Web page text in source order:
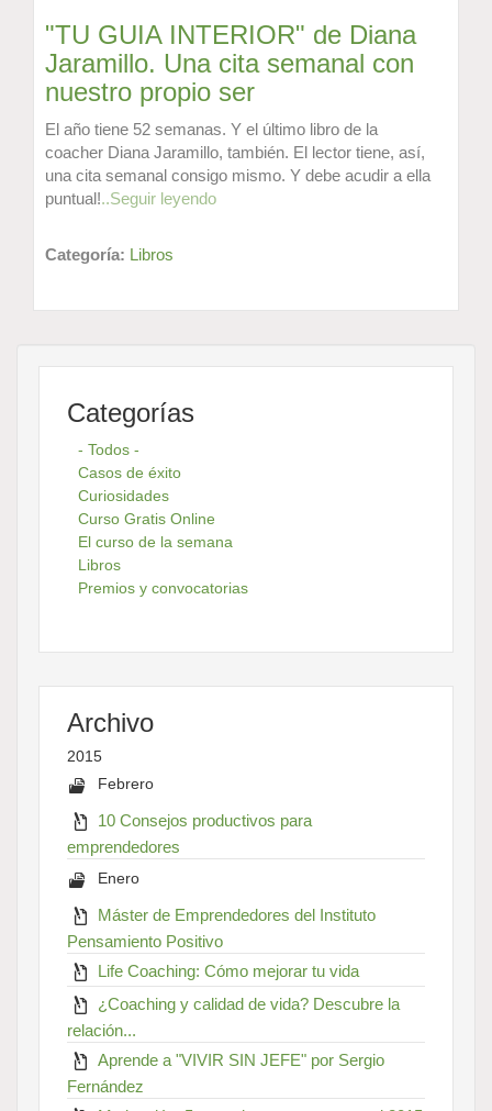
"TU GUIA INTERIOR" de Diana
Jaramillo. Una cita semanal con
nuestro propio ser
El año tiene 52 semanas. Y el último libro de la
coacher Diana Jaramillo, también. El lector tiene, así,
una cita semanal consigo mismo. Y debe acudir a ella
puntual!..Seguir leyendo
Categoría: Libros
Categorías
- Todos -
Casos de éxito
Curiosidades
Curso Gratis Online
El curso de la semana
Libros
Premios y convocatorias
Archivo
2015
Febrero
10 Consejos productivos para
emprendedores
Enero
Máster de Emprendedores del Instituto
Pensamiento Positivo
Life Coaching: Cómo mejorar tu vida
¿Coaching y calidad de vida? Descubre la
relación...
Aprende a "VIVIR SIN JEFE" por Sergio
Fernández